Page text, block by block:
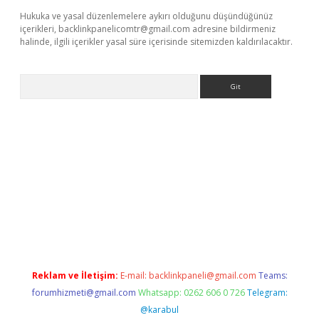
Hukuka ve yasal düzenlemelere aykırı olduğunu düşündüğünüz
içerikleri, backlinkpanelicomtr@gmail.com adresine bildirmeniz
halinde, ilgili içerikler yasal süre içerisinde sitemizden kaldırılacaktır.
Reklam ve İletişim: E-mail: backlinkpaneli@gmail.com Teams:
forumhizmeti@gmail.com Whatsapp: 0262 606 0 726 Telegram:
@karabul